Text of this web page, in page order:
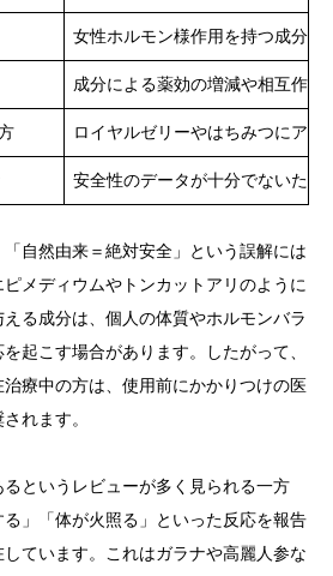
女性ホルモン様作用を持つ成分
成分による薬効の増減や相互作用
ロイヤルゼリーやはちみつにア
安全性のデータが十分でないため
自然由来＝絶対安全」という誤解には
メディウムやトンカットアリのように
る成分は、個人の体質やホルモンバラ
起こす場合があります。したがって、
療中の方は、使用前にかかりつけの医
れます。
というレビューが多く見られる一方
」「体が火照る」といった反応を報告
ています。これはガラナや高麗人参な